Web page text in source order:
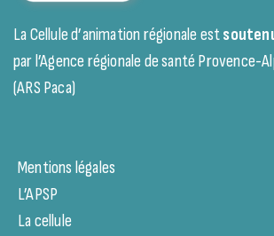
La Cellule d’animation régionale est
par l’Agence régionale de santé Provence-
(ARS Paca)
Mentions légales
L’APSP
La cellule